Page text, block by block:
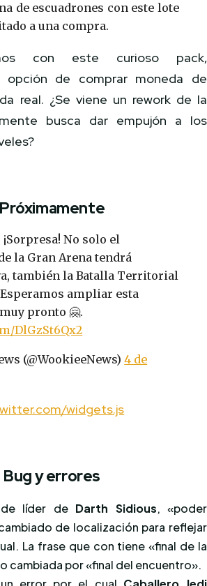
de escuadrones con este lote
a una compra.
con este curioso pack,
opción de comprar moneda de
real. ¿Se viene un rework de la
busca dar empujón a los
Próximamente
| ¡Sorpresa! No solo el
la Gran Arena tendrá
también la Batalla Territorial
ampliar esta
pronto 🤗.
DlGzSt6Qx2
(@WookieeNews)4 de
widgets.js
Bug y errores
líder de Darth Sidious, «poder
de localización para reflejar
La frase que con tiene «final de la
cambiada por «final del encuentro».